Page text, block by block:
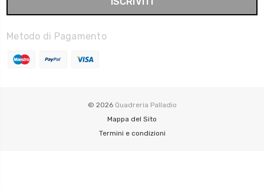
Metodo di Pagamento
© 2026 Quadreria Palladio
Mappa del Sito
Termini e condizioni